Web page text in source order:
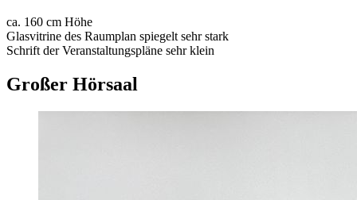
ca. 160 cm Höhe
Glasvitrine des Raumplan spiegelt sehr stark
Schrift der Veranstaltungspläne sehr klein
Großer Hörsaal